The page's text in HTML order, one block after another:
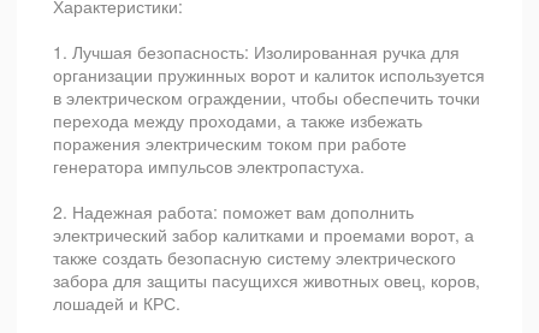
Характеристики:
1. Лучшая безопасность: Изолированная ручка для
организации пружинных ворот и калиток используется
в электрическом ограждении, чтобы обеспечить точки
перехода между проходами, а также избежать
поражения электрическим током при работе
генератора импульсов электропастуха.
2. Надежная работа: поможет вам дополнить
электрический забор калитками и проемами ворот, а
также создать безопасную систему электрического
забора для защиты пасущихся животных овец, коров,
лошадей и КРС.